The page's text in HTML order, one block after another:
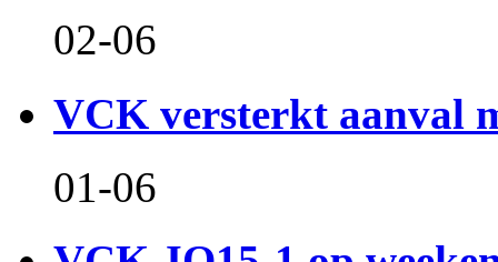
02-06
VCK versterkt aanval
01-06